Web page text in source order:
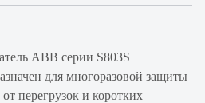
ABB серии S803S
для многоразовой защиты
перегрузок и коротких